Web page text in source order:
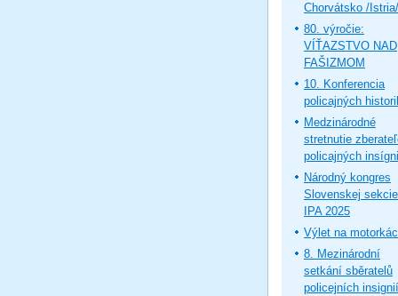
Chorvátsko /Istria/
80. výročie:
VÍŤAZSTVO NAD
FAŠIZMOM
10. Konferencia
policajných
Medzinárodné
stretnutie
policajných
Národný kongres
Slovenskej sekcie
IPA 2025
Výlet na
8. Mezinárodní
setkání sběratelů
policejních